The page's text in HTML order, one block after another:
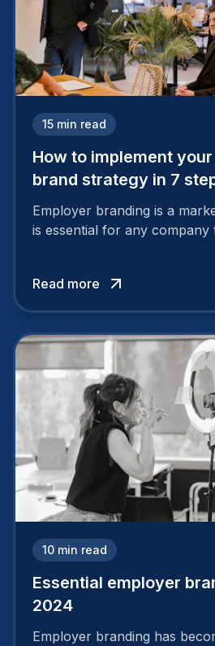
15 min read
How to implement
brand strategy in 7
Employer branding is a
is essential for any company
solid and positive employer
cannot simply wave a magic
Read more
10 min read
Essential employer
2024
Employer branding has